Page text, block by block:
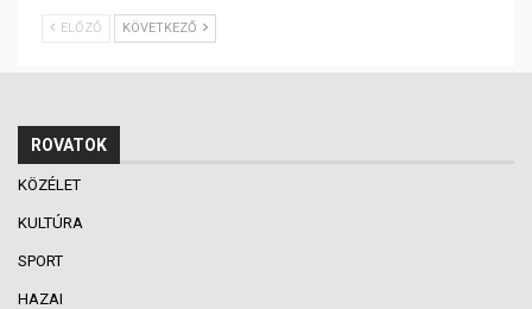
ELŐZŐ KÖVETKEZŐ
ROVATOK
KÖZÉLET
KULTÚRA
SPORT
HAZAI